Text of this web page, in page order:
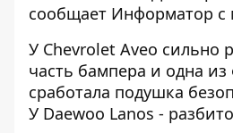
сообщает Информатор с
У Chevrolet Aveo сильно
часть бампера и одна
сработала подушка
У Daewoo Lanos -